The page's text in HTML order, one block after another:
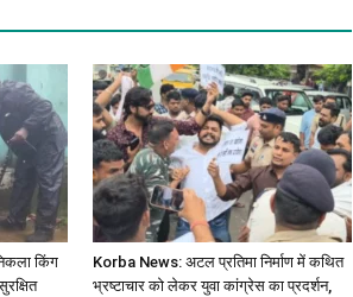
किंग
Korba News: अटल प्रतिमा निर्माण में कथित
भ्रष्टाचार को लेकर युवा कांग्रेस का प्रदर्शन,